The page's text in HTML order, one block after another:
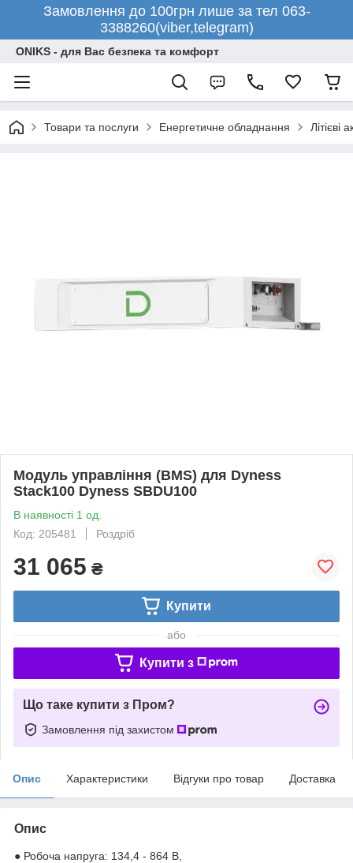
Замовлення до 100грн лише за тел 063-
3388260(viber,telegram)
ONIKS - для Вас безпека та комфорт
Товари та послуги Енергетичне обладнання Літієві
Модуль управління (BMS) для Dyness
Stack100 Dyness SBDU100
В наявності 1 од.
Код: 205481
Роздріб
31 065 ₴
Купити
або
Купити з
Що таке купити з Пром?
Замовлення під захистом
Опис Характеристики Відгуки про товар Доставка
Опис
● Робоча напруга: 134,4 - 864 В,